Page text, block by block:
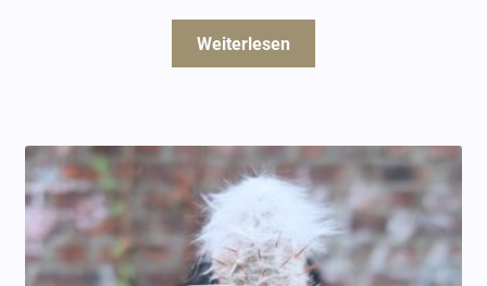
Weiterlesen